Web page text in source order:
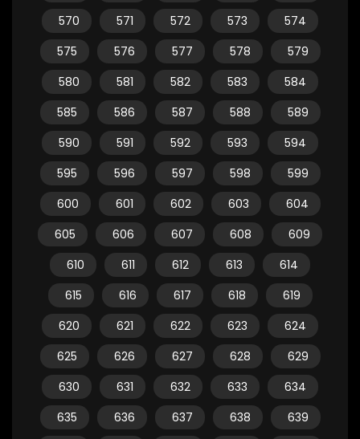
570
571 572 573
574
575
576 577 578
579
580
581 582 583
584
585
586 587 588
589
590
591 592 593
594
595
596 597 598
599
600
601 602 603
604
605
606 607 608
609
610
611 612 613
614
615
616 617 618
619
620
621 622 623
624
625
626 627 628
629
630
631 632 633
634
635
636 637 638
639